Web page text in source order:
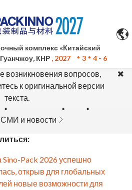
Google Translate носит
характер и может быть
возникновения вопросов,
к оригинальной версии
текста.
комплекс «Китайский
КНР , 2027 3 4 - 6
ярмарок
СМИ и новости
Sino-Pack 2026 успешно
открыв для глобальных
новые возможности для